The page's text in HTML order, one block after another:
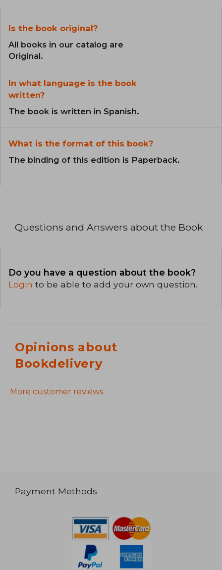
Is the book original?
All books in our catalog are
Original.
In what language is the book
written?
The book is written in Spanish.
What is the format of this book?
The binding of this edition is Paperback.
Questions and Answers about the Book
Do you have a question about the book?
Login to be able to add your own question.
Opinions about
Bookdelivery
More customer reviews
Payment Methods